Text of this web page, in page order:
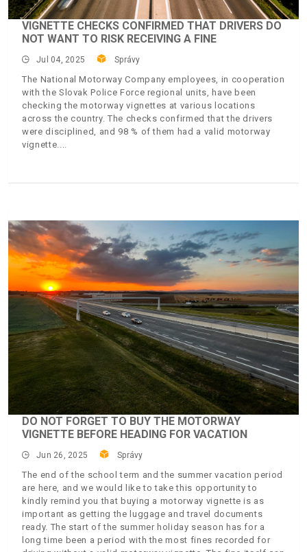
VIGNETTE CHECKS CONFIRMED THAT DRIVERS DO
NOT WANT TO RISK RECEIVING A FINE
Jul 04, 2025 Správy
The National Motorway Company employees, in cooperation
with the Slovak Police Force regional units, have been
checking the motorway vignettes at various locations
across the country. The checks confirmed that the drivers
were disciplined, and 98 % of them had a valid motorway
vignette.
DO NOT FORGET TO BUY THE MOTORWAY
VIGNETTE BEFORE HEADING FOR VACATION
Jun 26, 2025 Správy
The end of the school term and the summer vacation period
are here, and we would like to take this opportunity to
kindly remind you that buying a motorway vignette is as
important as getting the luggage and travel documents
ready. The start of the summer holiday season has for a
long time been a period with the most fines recorded for